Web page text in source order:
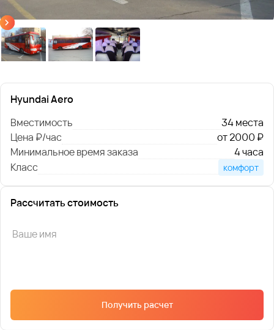
Hyundai Aero
Вместимость
34 места
Цена ₽/час
от 2000 ₽
Минимальное время заказа
4 часа
Класс
комфорт
Рассчитать стоимость
Получить расчет